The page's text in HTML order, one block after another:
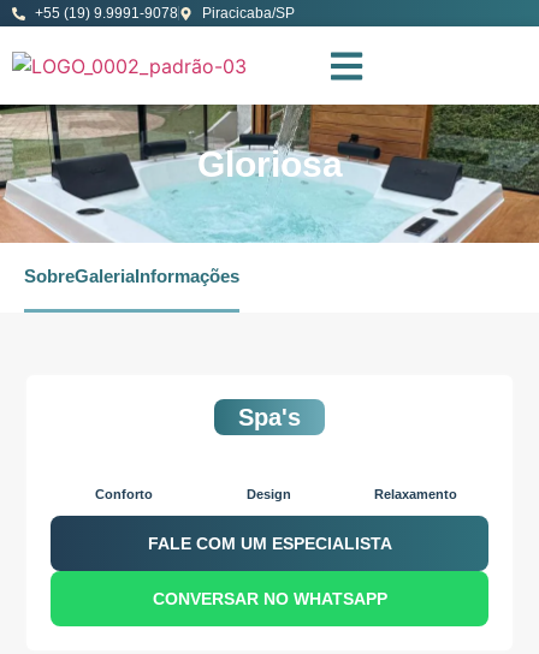
+55 (19) 9.9991-9078 Piracicaba/SP
Gloriosa
SobreGaleriaInformações
Spa's
Conforto Design Relaxamento
FALE COM UM ESPECIALISTA
CONVERSAR NO WHATSAPP